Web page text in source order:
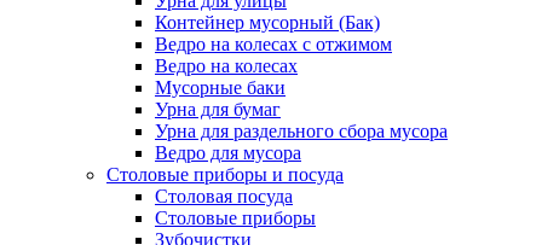
Контейнер мусорный (Бак)
Ведро на колесах с отжимом
Ведро на колесах
Мусорные баки
Урна для бумаг
Урна для раздельного сбора мусора
Ведро для мусора
Столовые приборы и посуда
Столовая посуда
Столовые приборы
Зубочистки